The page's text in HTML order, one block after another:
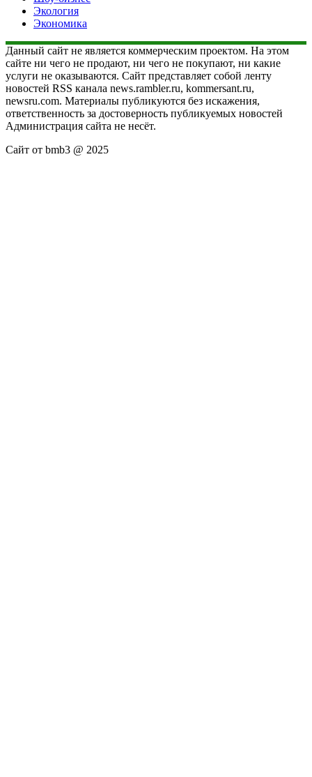
Экология
Экономика
Данный сайт не является коммерческим проектом. На этом
сайте ни чего не продают, ни чего не покупают, ни какие
услуги не оказываются. Сайт представляет собой ленту
новостей RSS канала news.rambler.ru, kommersant.ru,
newsru.com. Материалы публикуются без искажения,
ответственность за достоверность публикуемых новостей
Администрация сайта не несёт.
Сайт от bmb3 @ 2025